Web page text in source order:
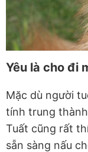
Yêu là cho đi
Mặc dù người
tính trung
Tuất cũng rất
sẵn sàng nấu